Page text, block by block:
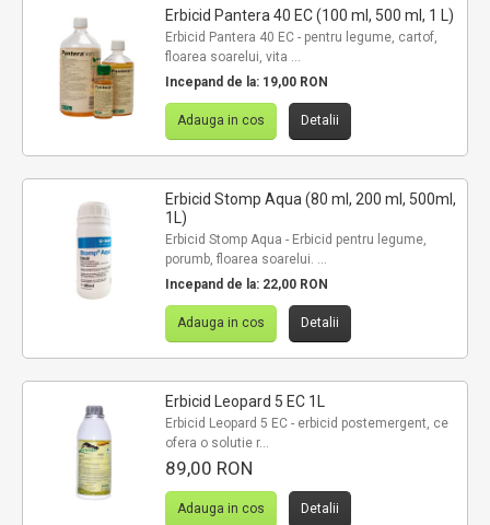
Erbicid Pantera 40 EC (100 ml, 500 ml, 1 L)
Erbicid Pantera 40 EC - pentru legume, cartof,
floarea soarelui, vita ...
Incepand de la: 19,00 RON
Adauga in cos Detalii
Erbicid Stomp Aqua (80 ml, 200 ml, 500ml,
1L)
Erbicid Stomp Aqua - Erbicid pentru legume,
porumb, floarea soarelui. ...
Incepand de la: 22,00 RON
Adauga in cos Detalii
Erbicid Leopard 5 EC 1L
Erbicid Leopard 5 EC - erbicid postemergent, ce
ofera o solutie r...
89,00 RON
Adauga in cos Detalii